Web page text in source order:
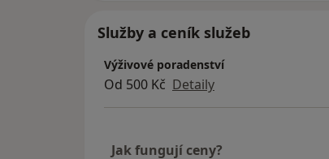
Služby a ceník služeb
Výživové poradenství
Od 500 Kč Detaily
Jak fungují ceny?